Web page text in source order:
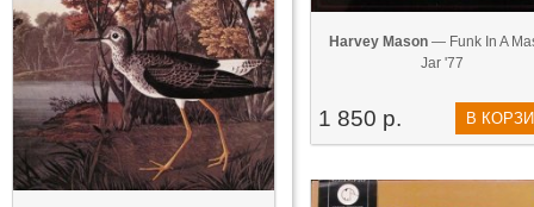
Harvey Mason— Funk In A
Jar '77
1 850 р. В